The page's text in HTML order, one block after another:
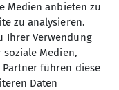
Medien anbieten zu
zu analysieren.
Ihrer Verwendung
Medien,
führen diese
Daten